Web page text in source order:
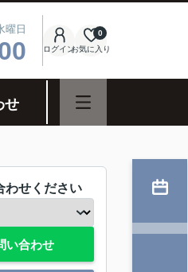
曜日
ログインお気に入り
0
せ
わせください
い合わせ